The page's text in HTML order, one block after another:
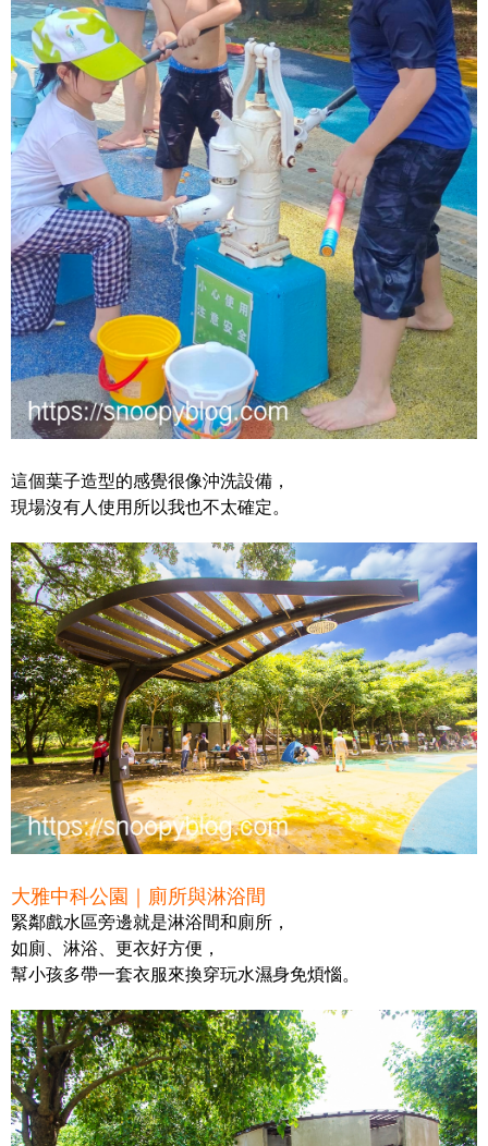
這個葉子造型的感覺很像沖洗設備，
現場沒有人使用所以我也不太確定。
大雅中科公園｜廁所與淋浴間
緊鄰戲水區旁邊就是淋浴間和廁所，
如廁、淋浴、更衣好方便，
幫小孩多帶一套衣服來換穿玩水濕身免煩惱。